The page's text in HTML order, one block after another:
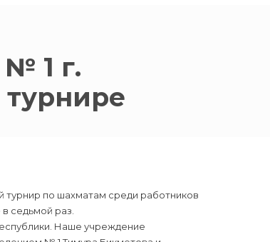
1 г.
по шахматам среди работников
седьмой раз.
Наше учреждение